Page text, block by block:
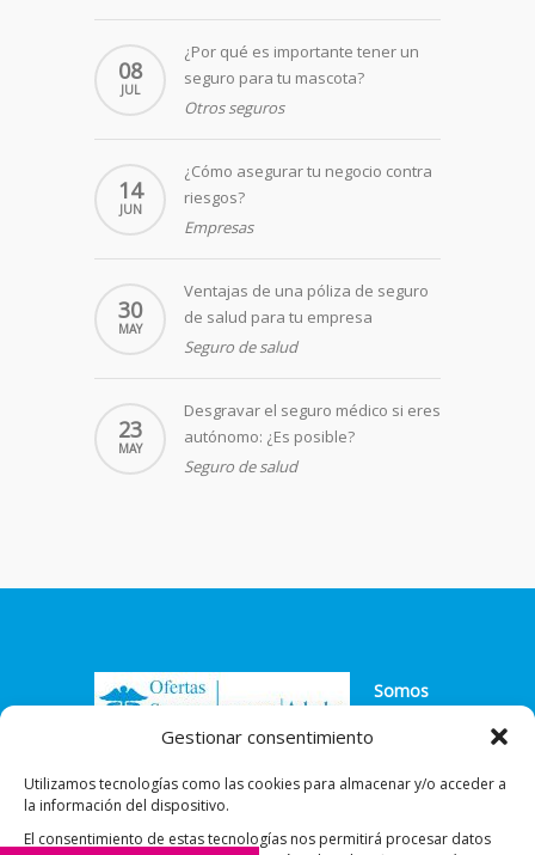
Gestionar consentimiento
Utilizamos tecnologías como las cookies para almacenar y/o acceder a
la información del dispositivo.
El consentimiento de estas tecnologías nos permitirá procesar datos
08
JUL
¿Por qué es importante tener un
seguro para tu mascota?
Otros seguros
14
JUN
¿Cómo asegurar tu negocio contra
riesgos?
Empresas
30
MAY
Ventajas de una póliza de seguro
de salud para tu empresa
Seguro de salud
23
MAY
Desgravar el seguro médico si eres
autónomo: ¿Es posible?
Seguro de salud
Somos
médicos